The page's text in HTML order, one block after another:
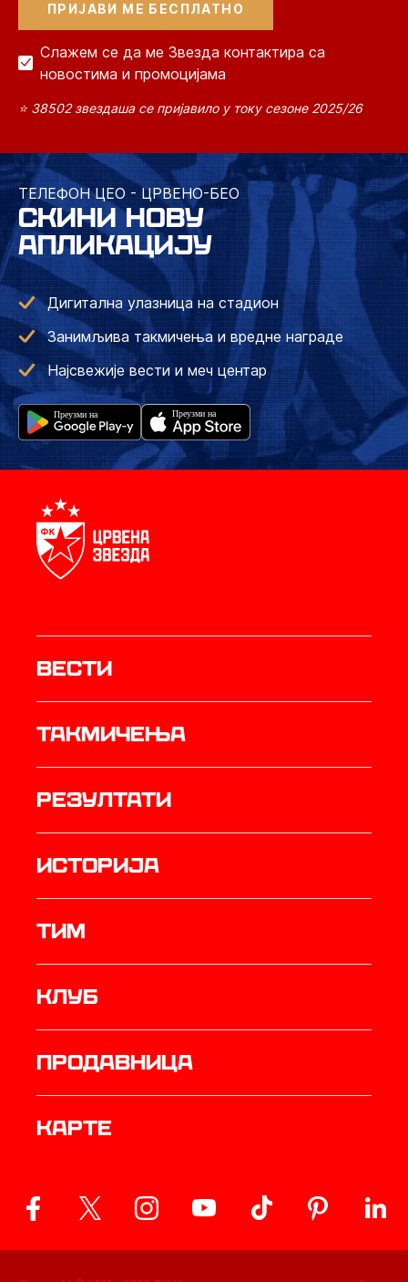
Слажем се да ме Звезда контактира са
новостима и промоцијама
⭐ 38502 звездаша се пријавило у току сезоне 2025/26
ТЕЛЕФОН ЦЕО - ЦРВЕНО-БЕО
СКИНИ НОВУ
АПЛИКАЦИЈУ
Дигитална улазница на стадион
Занимљива такмичења и вредне награде
Најсвежије вести и меч центар
Вести
Такмичења
резултати
историја
ТИМ
Клуб
продавница
Карте